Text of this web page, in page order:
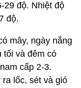
29 độ. Nhiệt độ
độ.
mây, ngày nắng
tối và đêm có
cấp 2-3.
lốc, sét và gió